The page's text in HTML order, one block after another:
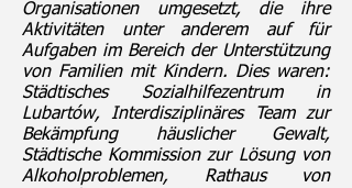
Organisationen umgesetzt, die ihre
Aktivitäten unter anderem auf für
Aufgaben im Bereich der Unterstützung
von Familien mit Kindern. Dies waren:
Städtisches Sozialhilfezentrum in
Lubartów, Interdisziplinäres Team zur
Bekämpfung häuslicher Gewalt,
Städtische Kommission zur Lösung von
Alkoholproblemen, Rathaus von